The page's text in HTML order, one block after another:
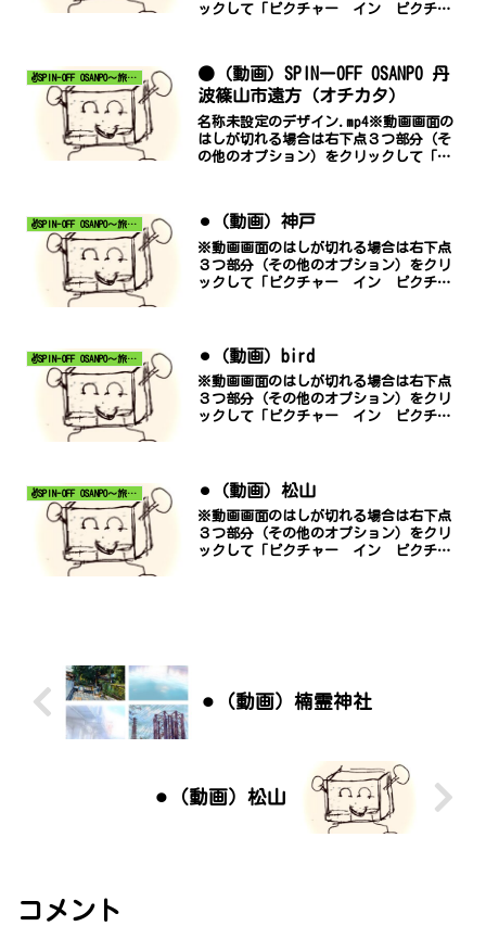
ックして「ピクチャー イン ピクチャ
✌SPIN-OFF OSANPO～旅する『おーくん』～
●（動画）SPINーOFF OSANPO 丹
波篠山市遠方（オチカタ）
名称未設定のデザイン.mp4※動画画面の
はしが切れる場合は右下点３つ部分（そ
の他のオプション）をクリックして「ピ
✌SPIN-OFF OSANPO～旅する『おーくん』～ ⚫︎（動画）神戸
※動画画面のはしが切れる場合は右下点
３つ部分（その他のオプション）をクリ
ックして「ピクチャー イン ピクチャ
✌SPIN-OFF OSANPO～旅する『おーくん』～ ⚫︎（動画）bird
※動画画面のはしが切れる場合は右下点
３つ部分（その他のオプション）をクリ
ックして「ピクチャー イン ピクチャ
✌SPIN-OFF OSANPO～旅する『おーくん』～ ⚫︎（動画）松山
※動画画面のはしが切れる場合は右下点
３つ部分（その他のオプション）をクリ
ックして「ピクチャー イン ピクチャ
⚫︎（動画）楠霊神社
⚫︎（動画）松山
コメント